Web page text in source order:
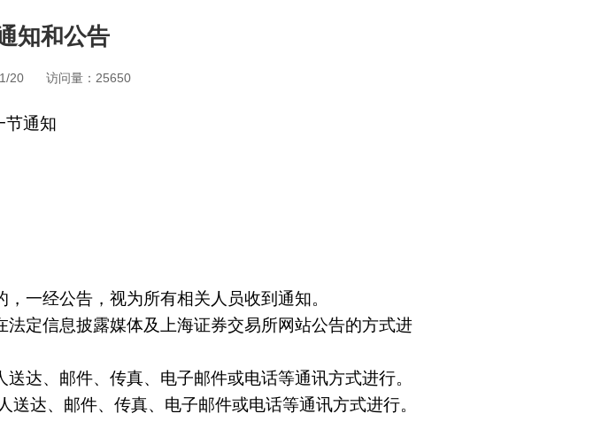
知和公告
20 访问量：25650
节通知
一经公告，视为所有相关人员收到通知。
定信息披露媒体及上海证券交易所网站公告的方式进
达、邮件、传真、电子邮件或电话等通讯方式进行。
达、邮件、传真、电子邮件或电话等通讯方式进行。